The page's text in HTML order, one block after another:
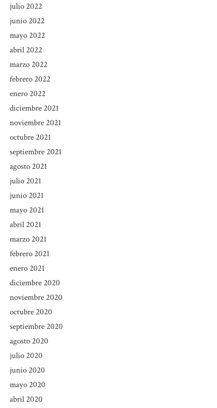
julio 2022
junio 2022
mayo 2022
abril 2022
marzo 2022
febrero 2022
enero 2022
diciembre 2021
noviembre 2021
octubre 2021
septiembre 2021
agosto 2021
julio 2021
junio 2021
mayo 2021
abril 2021
marzo 2021
febrero 2021
enero 2021
diciembre 2020
noviembre 2020
octubre 2020
septiembre 2020
agosto 2020
julio 2020
junio 2020
mayo 2020
abril 2020